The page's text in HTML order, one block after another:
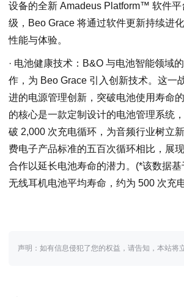
设备的全新 Amadeus Platform™ 软件平
级，Beo Grace 将通过软件更新持续进
性能与体验。
· 电池健康技术：B&O 与电池智能领域
作，为 Beo Grace 引入创新技术。这一
进的电源管理创新，突破电池使用寿命
的核心是一款定制设计的电池管理系统
破 2,000 次充电循环，为音频行业树立
费电子产品标准的五百次循环相比，展
合作以延长电池寿命的潜力。(*该数据
无线耳机电池平均寿命，约为 500 次充
声明：如有信息侵犯了您的权益，请告知，本站将